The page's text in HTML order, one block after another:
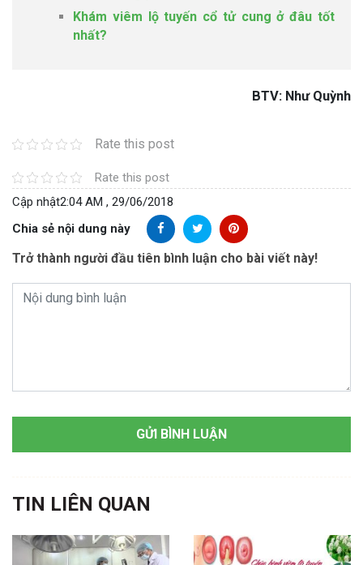
Khám viêm lộ tuyến cổ tử cung ở đâu tốt
nhất?
BTV: Như Quỳnh
Rate this post
Rate this post
Cập nhật2:04 AM , 29/06/2018
Chia sẻ nội dung này
Trở thành người đầu tiên bình luận cho bài viết này!
TIN LIÊN QUAN